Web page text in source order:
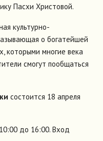
Пасхи Христовой.
культурно-
о богатейшей
которыми многие века
смогут пообщаться
состоится 18 апреля
до 16:00. Вход